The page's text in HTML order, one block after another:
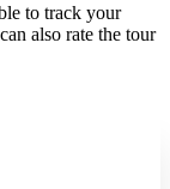
to track your
also rate the tour